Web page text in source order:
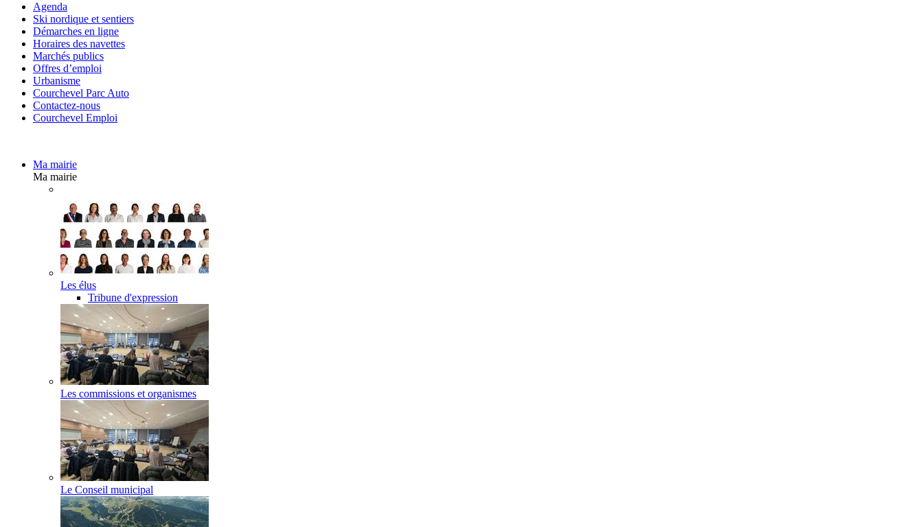
Agenda
Ski nordique et sentiers
Démarches en ligne
Horaires des navettes
Marchés publics
Offres d’emploi
Urbanisme
Courchevel Parc Auto
Contactez-nous
Courchevel Emploi
Ma mairie
Ma mairie
Les élus
Tribune d'expression
Les commissions et organismes
Le Conseil municipal